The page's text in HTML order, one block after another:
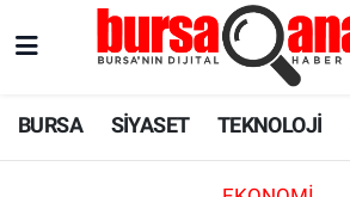
BURSA SİYASET TEKNOLOJİ